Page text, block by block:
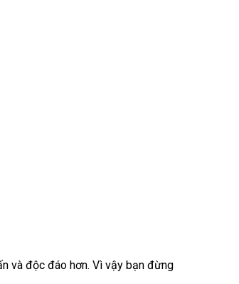
và độc đáo hơn. Vì vậy bạn đừng